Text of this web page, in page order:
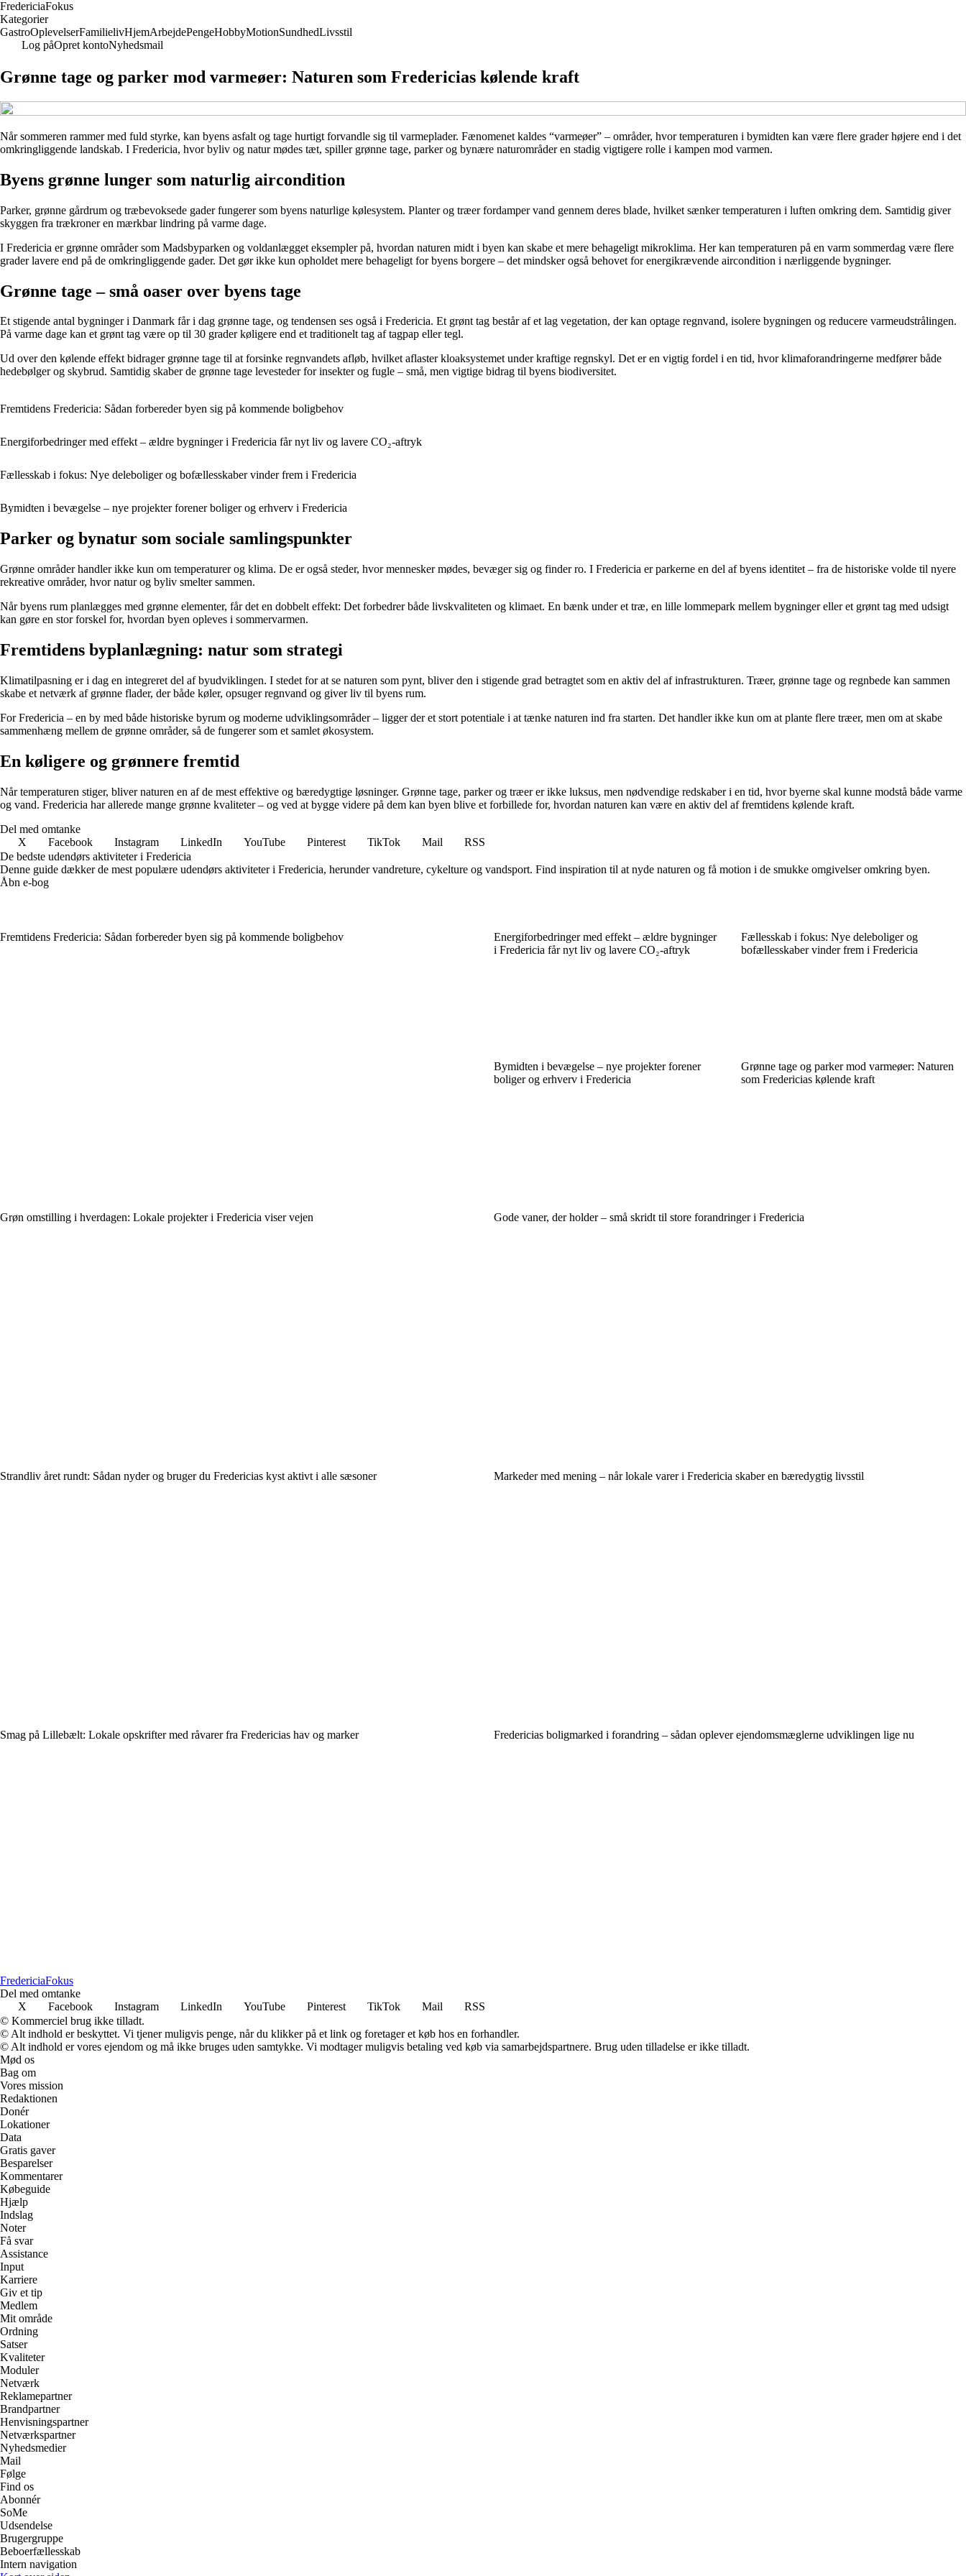
FredericiaFokus
Kategorier
GastroOplevelserFamilielivHjemArbejdePengeHobbyMotionSundhedLivsstil
Log påOpret kontoNyhedsmail
Grønne tage og parker mod varmeøer: Naturen som Fredericias kølende kraft
Når sommeren rammer med fuld styrke, kan byens asfalt og tage hurtigt forvandle sig til varmeplader. Fænomenet kaldes “varmeøer” – områder, hvor temperaturen i bymidten kan være flere grader højere end i det
omkringliggende landskab. I Fredericia, hvor byliv og natur mødes tæt, spiller grønne tage, parker og bynære naturområder en stadig vigtigere rolle i kampen mod varmen.
Byens grønne lunger som naturlig aircondition
Parker, grønne gårdrum og træbevoksede gader fungerer som byens naturlige kølesystem. Planter og træer fordamper vand gennem deres blade, hvilket sænker temperaturen i luften omkring dem. Samtidig giver
skyggen fra trækroner en mærkbar lindring på varme dage.
I Fredericia er grønne områder som Madsbyparken og voldanlægget eksempler på, hvordan naturen midt i byen kan skabe et mere behageligt mikroklima. Her kan temperaturen på en varm sommerdag være flere
grader lavere end på de omkringliggende gader. Det gør ikke kun opholdet mere behageligt for byens borgere – det mindsker også behovet for energikrævende aircondition i nærliggende bygninger.
Grønne tage – små oaser over byens tage
Et stigende antal bygninger i Danmark får i dag grønne tage, og tendensen ses også i Fredericia. Et grønt tag består af et lag vegetation, der kan optage regnvand, isolere bygningen og reducere varmeudstrålingen.
På varme dage kan et grønt tag være op til 30 grader køligere end et traditionelt tag af tagpap eller tegl.
Ud over den kølende effekt bidrager grønne tage til at forsinke regnvandets afløb, hvilket aflaster kloaksystemet under kraftige regnskyl. Det er en vigtig fordel i en tid, hvor klimaforandringerne medfører både
hedebølger og skybrud. Samtidig skaber de grønne tage levesteder for insekter og fugle – små, men vigtige bidrag til byens biodiversitet.
Fremtidens Fredericia: Sådan forbereder byen sig på kommende boligbehov
Energiforbedringer med effekt – ældre bygninger i Fredericia får nyt liv og lavere CO₂-aftryk
Fællesskab i fokus: Nye deleboliger og bofællesskaber vinder frem i Fredericia
Bymidten i bevægelse – nye projekter forener boliger og erhverv i Fredericia
Parker og bynatur som sociale samlingspunkter
Grønne områder handler ikke kun om temperaturer og klima. De er også steder, hvor mennesker mødes, bevæger sig og finder ro. I Fredericia er parkerne en del af byens identitet – fra de historiske volde til nyere
rekreative områder, hvor natur og byliv smelter sammen.
Når byens rum planlægges med grønne elementer, får det en dobbelt effekt: Det forbedrer både livskvaliteten og klimaet. En bænk under et træ, en lille lommepark mellem bygninger eller et grønt tag med udsigt
kan gøre en stor forskel for, hvordan byen opleves i sommervarmen.
Fremtidens byplanlægning: natur som strategi
Klimatilpasning er i dag en integreret del af byudviklingen. I stedet for at se naturen som pynt, bliver den i stigende grad betragtet som en aktiv del af infrastrukturen. Træer, grønne tage og regnbede kan sammen
skabe et netværk af grønne flader, der både køler, opsuger regnvand og giver liv til byens rum.
For Fredericia – en by med både historiske byrum og moderne udviklingsområder – ligger der et stort potentiale i at tænke naturen ind fra starten. Det handler ikke kun om at plante flere træer, men om at skabe
sammenhæng mellem de grønne områder, så de fungerer som et samlet økosystem.
En køligere og grønnere fremtid
Når temperaturen stiger, bliver naturen en af de mest effektive og bæredygtige løsninger. Grønne tage, parker og træer er ikke luksus, men nødvendige redskaber i en tid, hvor byerne skal kunne modstå både varme
og vand. Fredericia har allerede mange grønne kvaliteter – og ved at bygge videre på dem kan byen blive et forbillede for, hvordan naturen kan være en aktiv del af fremtidens kølende kraft.
Del med omtanke
X
Facebook Instagram LinkedIn YouTube Pinterest TikTok Mail
RSS
De bedste udendørs aktiviteter i Fredericia
Denne guide dækker de mest populære udendørs aktiviteter i Fredericia, herunder vandreture, cykelture og vandsport. Find inspiration til at nyde naturen og få motion i de smukke omgivelser omkring byen.
Åbn e-bog
Fremtidens Fredericia: Sådan forbereder byen sig på kommende boligbehov
Energiforbedringer med effekt – ældre bygninger
i Fredericia får nyt liv og lavere CO₂-aftryk
Fællesskab i fokus: Nye deleboliger og
bofællesskaber vinder frem i Fredericia
Bymidten i bevægelse – nye projekter forener
boliger og erhverv i Fredericia
Grønne tage og parker mod varmeøer: Naturen
som Fredericias kølende kraft
Grøn omstilling i hverdagen: Lokale projekter i Fredericia viser vejen Gode vaner, der holder – små skridt til store forandringer i Fredericia
Strandliv året rundt: Sådan nyder og bruger du Fredericias kyst aktivt i alle sæsoner Markeder med mening – når lokale varer i Fredericia skaber en bæredygtig livsstil
Smag på Lillebælt: Lokale opskrifter med råvarer fra Fredericias hav og marker Fredericias boligmarked i forandring – sådan oplever ejendomsmæglerne udviklingen lige nu
FredericiaFokus
Del med omtanke
X
Facebook Instagram LinkedIn YouTube Pinterest TikTok Mail
RSS
© Kommerciel brug ikke tilladt.
© Alt indhold er beskyttet. Vi tjener muligvis penge, når du klikker på et link og foretager et køb hos en forhandler.
© Alt indhold er vores ejendom og må ikke bruges uden samtykke. Vi modtager muligvis betaling ved køb via samarbejdspartnere. Brug uden tilladelse er ikke tilladt.
Mød os
Bag om
Vores mission
Redaktionen
Donér
Lokationer
Data
Gratis gaver
Besparelser
Kommentarer
Købeguide
Hjælp
Indslag
Noter
Få svar
Assistance
Input
Karriere
Giv et tip
Medlem
Mit område
Ordning
Satser
Kvaliteter
Moduler
Netværk
Reklamepartner
Brandpartner
Henvisningspartner
Netværkspartner
Nyhedsmedier
Mail
Følge
Find os
Abonnér
SoMe
Udsendelse
Brugergruppe
Beboerfællesskab
Intern navigation